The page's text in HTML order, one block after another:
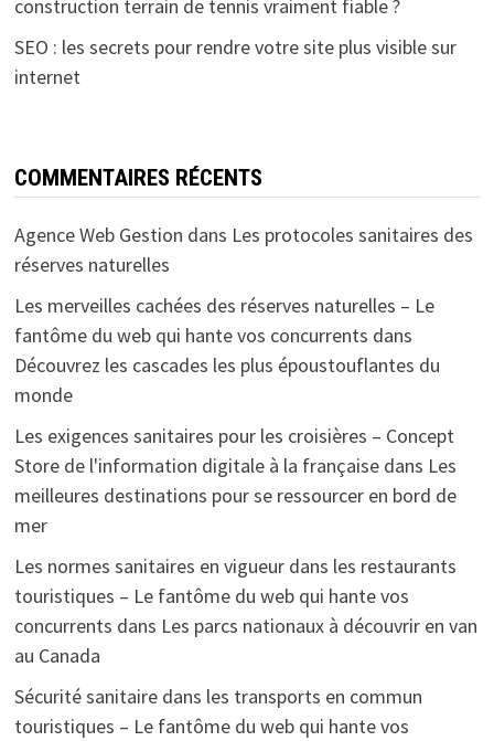
construction terrain de tennis vraiment fiable ?
SEO : les secrets pour rendre votre site plus visible sur
internet
COMMENTAIRES RÉCENTS
Agence Web Gestion dans Les protocoles sanitaires des
réserves naturelles
Les merveilles cachées des réserves naturelles – Le
fantôme du web qui hante vos concurrents dans
Découvrez les cascades les plus époustouflantes du
monde
Les exigences sanitaires pour les croisières – Concept
Store de l'information digitale à la françaisedans Les
meilleures destinations pour se ressourcer en bord de
mer
Les normes sanitaires en vigueur dans les restaurants
touristiques – Le fantôme du web qui hante vos
concurrents dans Les parcs nationaux à découvrir en van
au Canada
Sécurité sanitaire dans les transports en commun
touristiques – Le fantôme du web qui hante vos